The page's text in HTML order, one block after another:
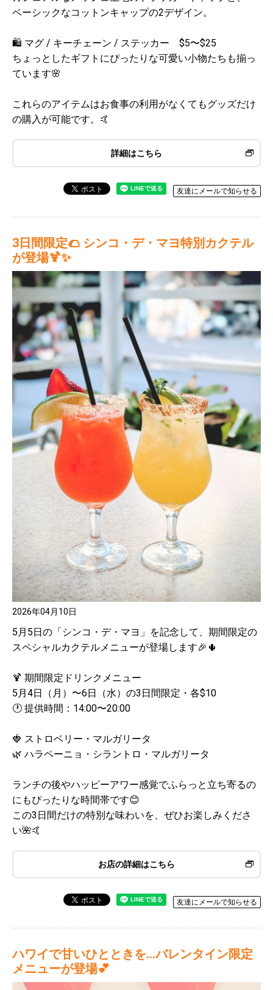
ベーシックなコットンキャップの2デザイン。
🛍️ マグ / キーチェーン / ステッカー $5〜$25
ちょっとしたギフトにぴったりな可愛い小物たちも揃っ
ています🌸
これらのアイテムはお食事の利用がなくてもグッズだけ
の購入が可能です。🤙
詳細はこちら
友達にメールで知らせる
3日間限定🌮 シンコ・デ・マヨ特別カクテル
が登場🍹✨
2026年04月10日
5月5日の「シンコ・デ・マヨ」を記念して、期間限定の
スペシャルカクテルメニューが登場します🎉🌵
🍹 期間限定ドリンクメニュー
5月4日（月）〜6日（水）の3日間限定・各$10
🕐 提供時間：14:00〜20:00
🍓 ストロベリー・マルガリータ
🌿 ハラペーニョ・シラントロ・マルガリータ
ランチの後やハッピーアワー感覚でふらっと立ち寄るの
にもぴったりな時間帯です😊
この3日間だけの特別な味わいを、ぜひお楽しみくださ
い🌺🤙
お店の詳細はこちら
友達にメールで知らせる
ハワイで甘いひとときを…バレンタイン限定
メニューが登場💕